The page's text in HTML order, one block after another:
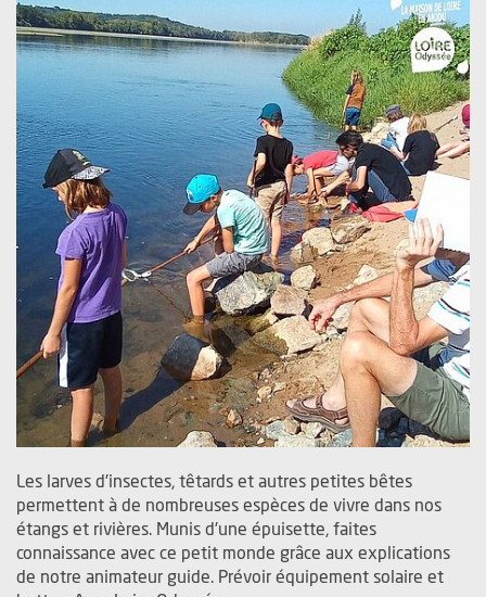
Les larves d'insectes, têtards et autres petites bêtes
permettent à de nombreuses espèces de vivre dans nos
étangs et rivières. Munis d'une épuisette, faites
connaissance avec ce petit monde grâce aux explications
de notre animateur guide. Prévoir équipement solaire et